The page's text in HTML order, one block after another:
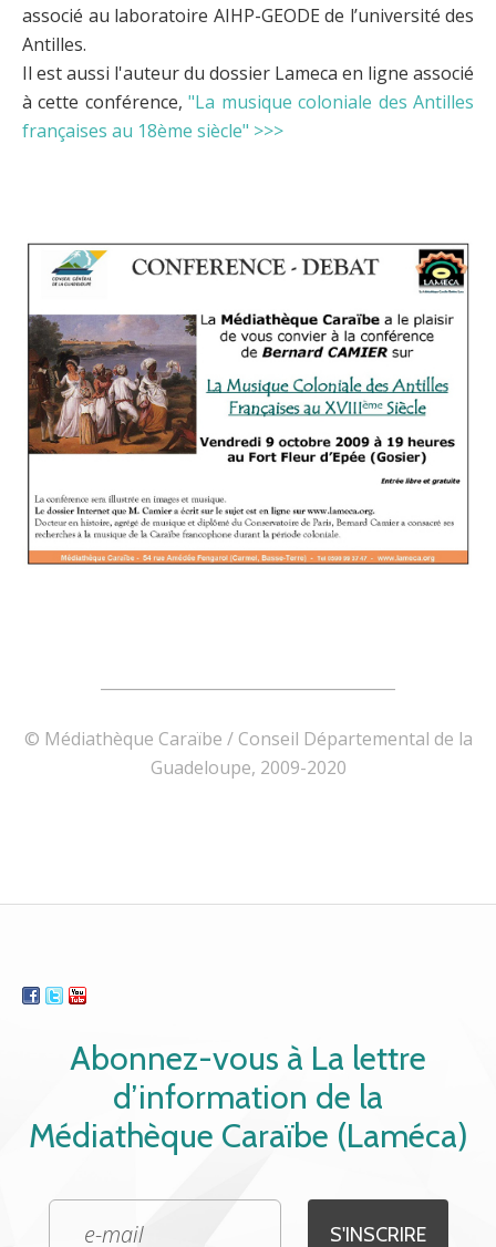
associé au laboratoire AIHP-GEODE de l’université des
Antilles.
Il est aussi l'auteur du dossier Lameca en ligne associé
à cette conférence, "La musique coloniale des Antilles
françaises au 18ème siècle" >>>
© Médiathèque Caraïbe / Conseil Départemental de la
Guadeloupe, 2009-2020
Abonnez-vous à La lettre
d’information de la
Médiathèque Caraïbe (Laméca)